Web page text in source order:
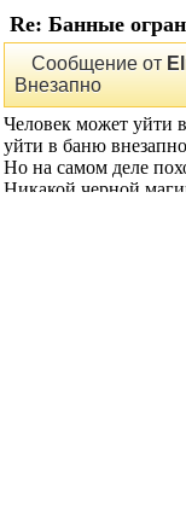
Re: Банные
Сообщение от
Внезапно
Человек может уйти
уйти в баню
Но на самом деле
Никакой черной